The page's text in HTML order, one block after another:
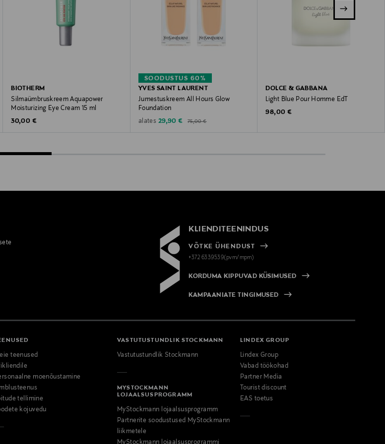
BIOTHERM
Silmaümbruskreem Aquapower
Moisturizing Eye Cream 15 ml
Original Price
30,00 €
SOODUSTUS 60%
YVES SAINT LAURENT
Jumestuskreem All Hours Glow
Foundation
alates Discounted Price
29,90 € Original Price
75,00 €
DOLCE & GABBANA
Light Blue Pour Homme EdT
Original Price
98,00 €
KLIENDITEENINDUS
VÕTKE ÜHENDUST
+372 6339539(pvm/mpm)
KORDUMA KIPPUVAD KÜSIMUSED
KAMPAANIATE TINGIMUSED
teenused
moenõustamine
tellimine
kojuvedu
VASTUTUSTUNDLIK STOCKMANN
Vastutustundlik Stockmann
MYSTOCKMANN
LOJAALSUSPROGRAMM
MyStockmann lojaalsusprogramm
Partnerite soodustused MyStockmann
liikmetele
MyStockmann lojaalsusprogrammi
LINDEX GROUP
Lindex Group
Vabad töökohad
Partner Media
Tourist discount
EAS toetus